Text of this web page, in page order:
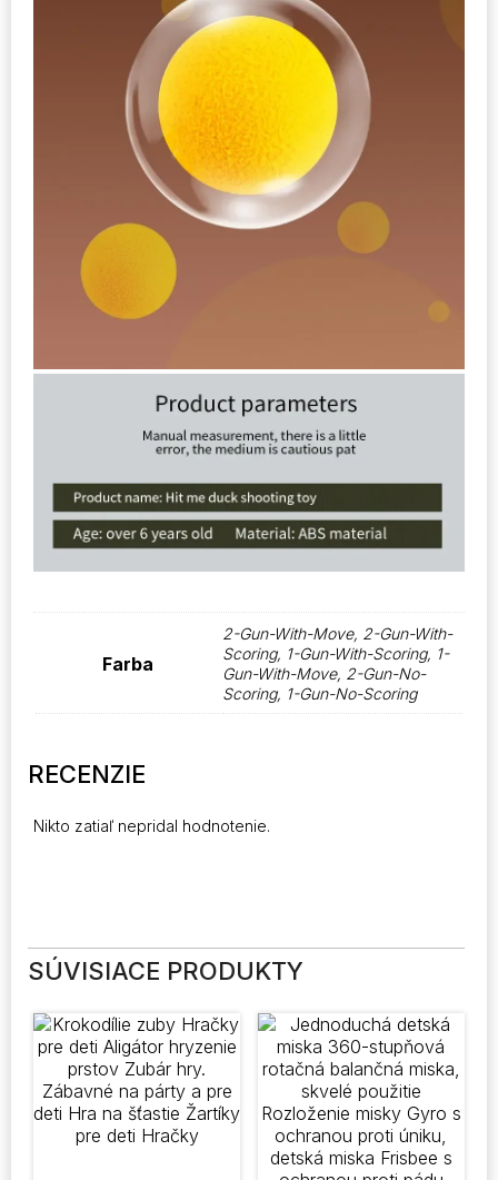
Farba
2-Gun-With-Move, 2-Gun-With-
Scoring, 1-Gun-With-Scoring, 1-
Gun-With-Move, 2-Gun-No-
Scoring, 1-Gun-No-Scoring
RECENZIE
Nikto zatiaľ nepridal hodnotenie.
SÚVISIACE PRODUKTY